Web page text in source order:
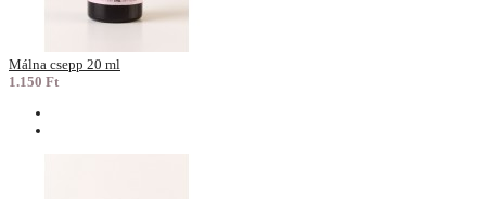
Málna csepp 20 ml
1.150 Ft